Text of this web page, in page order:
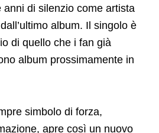
di silenzio come artista
album. Il singolo è
di quello che i fan già
album prossimamente in
simbolo di forza,
apre così un nuovo